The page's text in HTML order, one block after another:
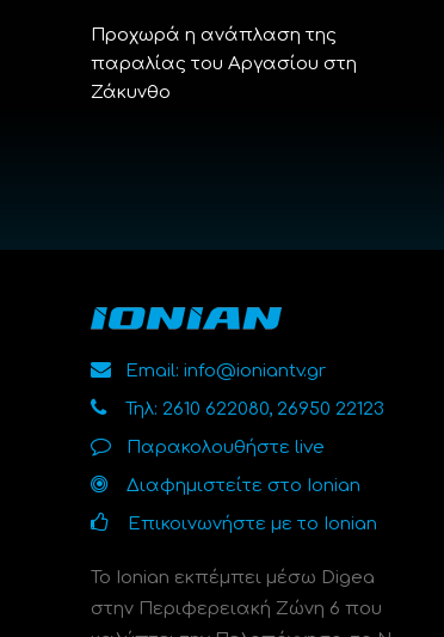
Προχωρά η ανάπλαση της
παραλίας του Αργασίου στη
Ζάκυνθο
Email: info@ioniantv.gr
Τηλ: 2610 622080, 26950 22123
Παρακολουθήστε live
Διαφημιστείτε στο Ionian
Επικοινωνήστε με το Ionian
Το Ionian εκπέμπει μέσω Digea
στην Περιφερειακή Ζώνη 6 που